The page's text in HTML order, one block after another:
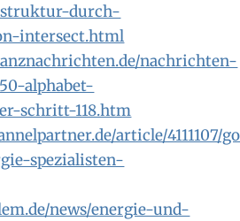
durch-
intersect.html
nachrichten-
alphabet-
schritt-118.htm
article/4111107/
spezialisten-
news/energie-und-